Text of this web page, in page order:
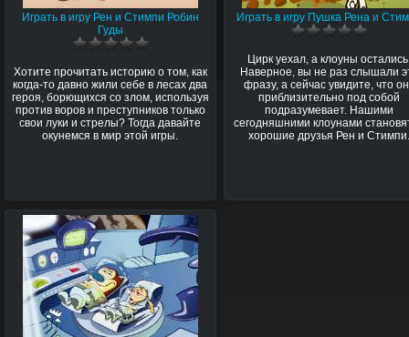
Играть в игру Рен и Стимпи Робин
Гуды
Хотите прочитать историю о том, как
когда-то давно жили себе в лесах два
героя, борющихся со злом, используя
против воров и преступников только
свои луки и стрелы? Тогда давайте
окунемся в мир этой игры.
Играть в игру Пушка Рена и
Цирк уехал, а клоуны
Наверное, вы не раз слышали
фразу, а сейчас увидите, что
приблизительно под собой
подразумевает. Нашими
сегодняшними клоунами
хорошие друзья Рен и